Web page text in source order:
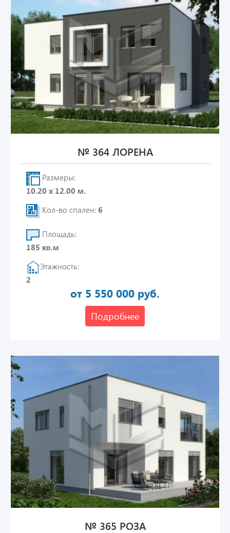
№ 364 ЛОРЕНА
Размеры:
10.20 х 12.00 м.
Кол-во спален: 6
Площадь:
185 кв.м
Этажность:
2
от 5 550 000 руб.
Подробнее
№ 365 РОЗА